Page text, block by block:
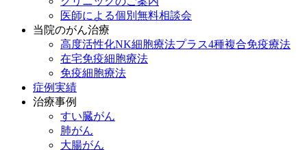
医師による個別無料相談会
当院のがん治療
高度活性化NK細胞療法プラス4種複合免疫療法
在宅免疫細胞療法
免疫細胞療法
症例実績
治療事例
すい臓がん
肺がん
大腸がん